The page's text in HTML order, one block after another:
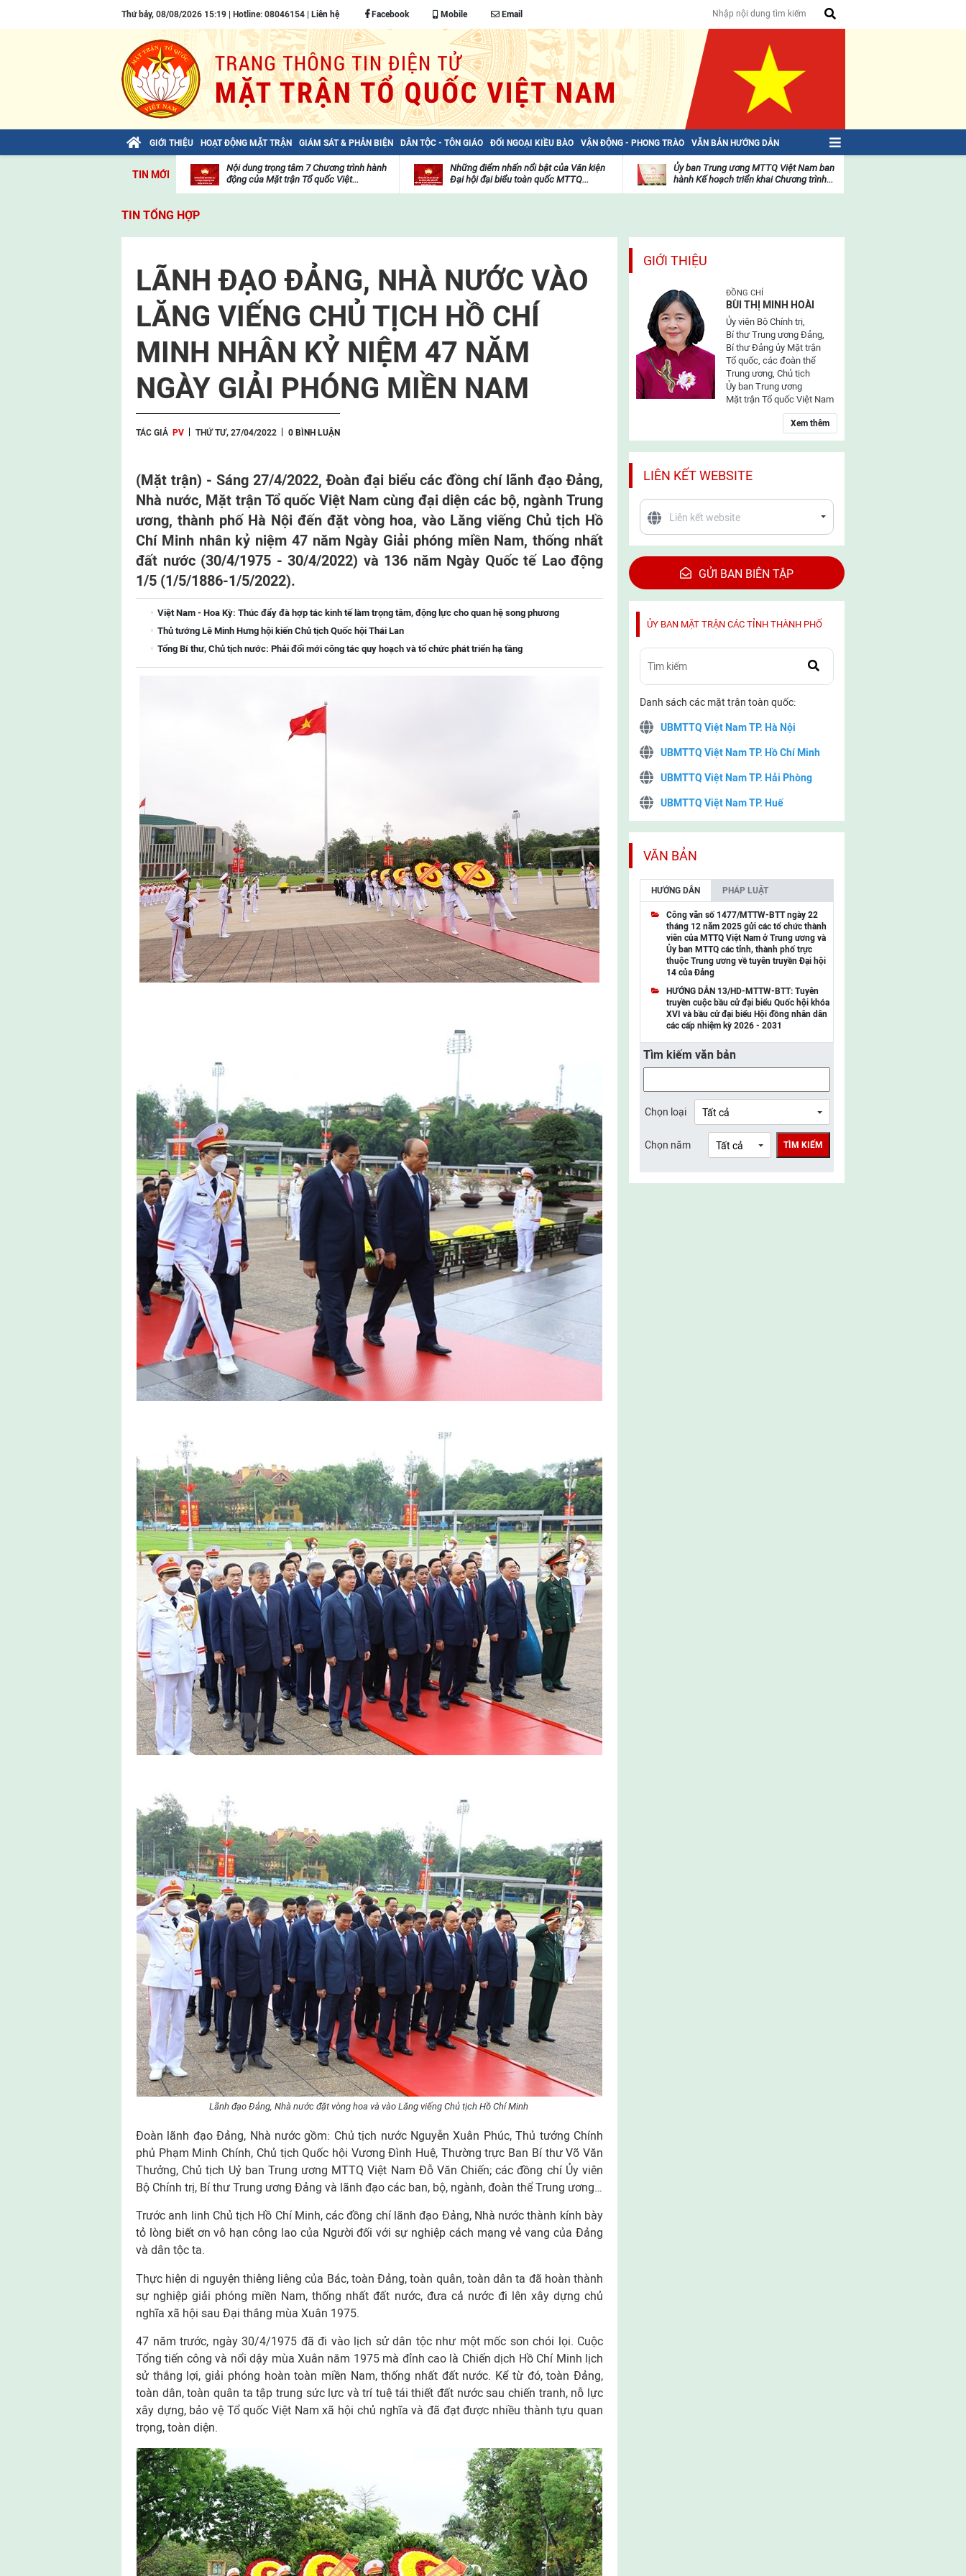
Thứ bảy, 08/08/2026 15:19 | Hotline: 08046154 | Liên hệ Facebook Mobile Email
GIỚI THIỆU HOẠT ĐỘNG MẶT TRẬN GIÁM SÁT & PHẢN BIỆN DÂN TỘC - TÔN GIÁO ĐỐI NGOẠI KIỀU BÀO VẬN ĐỘNG - PHONG TRÀO VĂN BẢN HƯỚNG DẪN
TIN MỚI
Bài viết của Tổng Bí thư Tô Lâm: TIẾN
viện
Nội dung trọng tâm 7 Chương trình hành
động của Mặt trận Tổ quốc Việt...
Những điểm nhấn nổi bật của Văn kiện
Đại hội đại biểu toàn quốc MTTQ...
mặt
trận
Ủy ban Trung ương MTTQ Việt Nam ban
hành Kế hoạch triển khai Chương trình...
TIN TỔNG HỢP
LÃNH ĐẠO ĐẢNG, NHÀ NƯỚC VÀO
LĂNG VIẾNG CHỦ TỊCH HỒ CHÍ
MINH NHÂN KỶ NIỆM 47 NĂM
NGÀY GIẢI PHÓNG MIỀN NAM
TÁC GIẢ PV THỨ TƯ, 27/04/2022 0 BÌNH LUẬN
(Mặt trận) - Sáng 27/4/2022, Đoàn đại biểu các đồng chí lãnh đạo Đảng,
Nhà nước, Mặt trận Tổ quốc Việt Nam cùng đại diện các bộ, ngành Trung
ương, thành phố Hà Nội đến đặt vòng hoa, vào Lăng viếng Chủ tịch Hồ
Chí Minh nhân kỷ niệm 47 năm Ngày Giải phóng miền Nam, thống nhất
đất nước (30/4/1975 - 30/4/2022) và 136 năm Ngày Quốc tế Lao động
1/5 (1/5/1886-1/5/2022).
Việt Nam - Hoa Kỳ: Thúc đẩy đà hợp tác kinh tế làm trọng tâm, động lực cho quan hệ song phương
Thủ tướng Lê Minh Hưng hội kiến Chủ tịch Quốc hội Thái Lan
Tổng Bí thư, Chủ tịch nước: Phải đổi mới công tác quy hoạch và tổ chức phát triển hạ tầng
Lãnh đạo Đảng, Nhà nước đặt vòng hoa và vào Lăng viếng Chủ tịch Hồ Chí Minh
Đoàn lãnh đạo Đảng, Nhà nước gồm: Chủ tịch nước Nguyễn Xuân Phúc, Thủ tướng Chính
phủ Phạm Minh Chính, Chủ tịch Quốc hội Vương Đình Huệ, Thường trực Ban Bí thư Võ Văn
Thưởng, Chủ tịch Uỷ ban Trung ương MTTQ Việt Nam Đỗ Văn Chiến; các đồng chí Ủy viên
Bộ Chính trị, Bí thư Trung ương Đảng và lãnh đạo các ban, bộ, ngành, đoàn thể Trung ương…
Trước anh linh Chủ tịch Hồ Chí Minh, các đồng chí lãnh đạo Đảng, Nhà nước thành kính bày
tỏ lòng biết ơn vô hạn công lao của Người đối với sự nghiệp cách mạng vẻ vang của Đảng
và dân tộc ta.
Thực hiện di nguyện thiêng liêng của Bác, toàn Đảng, toàn quân, toàn dân ta đã hoàn thành
sự nghiệp giải phóng miền Nam, thống nhất đất nước, đưa cả nước đi lên xây dựng chủ
nghĩa xã hội sau Đại thắng mùa Xuân 1975.
47 năm trước, ngày 30/4/1975 đã đi vào lịch sử dân tộc như một mốc son chói lọi. Cuộc
Tổng tiến công và nổi dậy mùa Xuân năm 1975 mà đỉnh cao là Chiến dịch Hồ Chí Minh lịch
sử thắng lợi, giải phóng hoàn toàn miền Nam, thống nhất đất nước. Kể từ đó, toàn Đảng,
toàn dân, toàn quân ta tập trung sức lực và trí tuệ tái thiết đất nước sau chiến tranh, nỗ lực
xây dựng, bảo vệ Tổ quốc Việt Nam xã hội chủ nghĩa và đã đạt được nhiều thành tựu quan
trọng, toàn diện.
GIỚI THIỆU
ĐỒNG CHÍ
BÙI THỊ MINH HOÀI
Ủy viên Bộ Chính trị,
Bí thư Trung ương Đảng,
Bí thư Đảng ủy Mặt trận
Tổ quốc, các đoàn thể
Trung ương, Chủ tịch
Ủy ban Trung ương
Mặt trận Tổ quốc Việt Nam
Xem thêm
LIÊN KẾT WEBSITE
GỬI BAN BIÊN TẬP
ỦY BAN MẶT TRẬN CÁC TỈNH THÀNH PHỐ
Danh sách các mặt trận toàn quốc:
UBMTTQ Việt Nam TP. Hà Nội
UBMTTQ Việt Nam TP. Hồ Chí Minh
UBMTTQ Việt Nam TP. Hải Phòng
UBMTTQ Việt Nam TP. Huế
UBMTTQ Việt Nam TP. Cần Thơ
UBMTTQ Việt Nam tỉnh Quảng Ninh
UBMTTQ Việt Nam tỉnh Cao Bằng
UBMTTQ Việt Nam tỉnh Lạng Sơn
UBMTTQ Việt Nam tỉnh Lai Châu
UBMTTQ Việt Nam tỉnh Điện Biên
UBMTTQ Việt Nam tỉnh Sơn La
UBMTTQ Việt Nam tỉnh Thanh Hóa
UBMTTQ Việt Nam tỉnh Nghệ An
UBMTTQ Việt Nam tỉnh Lào Cai
UBMTTQ Việt Nam tỉnh Thái Nguyên
VĂN BẢN
HƯỚNG DẪN PHÁP LUẬT
Công văn số 1477/MTTW-BTT ngày 22
tháng 12 năm 2025 gửi các tổ chức thành
viên của MTTQ Việt Nam ở Trung ương và
Ủy ban MTTQ các tỉnh, thành phố trực
thuộc Trung ương về tuyên truyền Đại hội
14 của Đảng
HƯỚNG DẪN 13/HD-MTTW-BTT: Tuyên
truyền cuộc bầu cử đại biểu Quốc hội khóa
XVI và bầu cử đại biểu Hội đồng nhân dân
các cấp nhiệm kỳ 2026 - 2031
Tìm kiếm văn bản
Chọn loại
Chọn năm TÌM KIẾM